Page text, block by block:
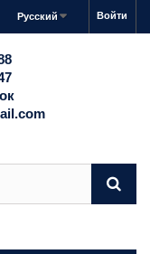
Войти
Русский